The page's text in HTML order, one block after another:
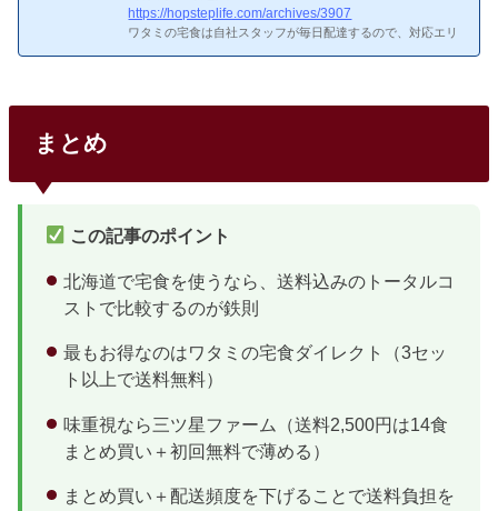
https://hopsteplife.com/archives/3907
ワタミの宅食は自社スタッフが毎日配達するので、対応エリ
アクセス「お届け先」に郵便番号を入力配達可能かどうかが
リア内です。僕の住んでいる名古屋市も問題なく対応してい
まとめ
この記事のポイント
北海道で宅食を使うなら、送料込みのトータルコ
ストで比較するのが鉄則
最もお得なのはワタミの宅食ダイレクト（3セッ
ト以上で送料無料）
味重視なら三ツ星ファーム（送料2,500円は14食
まとめ買い＋初回無料で薄める）
まとめ買い＋配送頻度を下げることで送料負担を